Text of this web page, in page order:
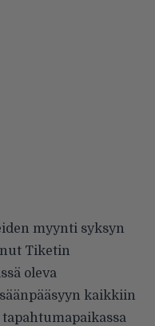
myynti syksyn
Tiketin
oleva
kaikkiin